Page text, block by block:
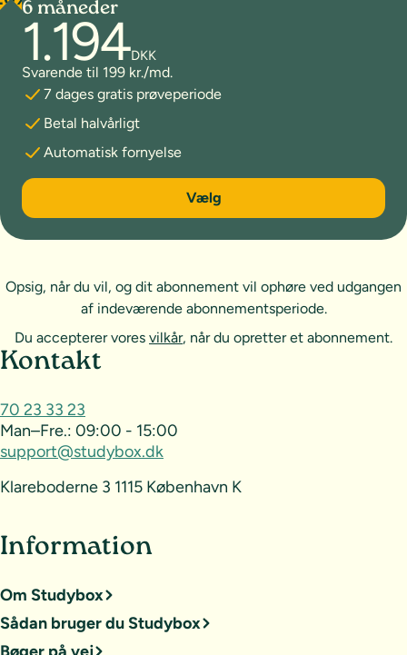
6 måneder
1.194DKK
Svarende til 199 kr./md.
7 dages gratis prøveperiode
Betal halvårligt
Automatisk fornyelse
6 måneder
Vælg
Opsig, når du vil, og dit abonnement vil ophøre ved udgangen
af indeværende abonnementsperiode.
Du accepterer vores vilkår, når du opretter et abonnement.
Sideoversigt og kontakt
Kontakt
70 23 33 23
Man–Fre.: 09:00 - 15:00
support@studybox.dk
Klareboderne 3 1115 København K
Information
Om Studybox
Sådan bruger du Studybox
Bøger på vej